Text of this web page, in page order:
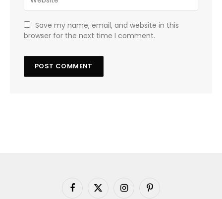
Save my name, email, and website in this
browser for the next time I comment.
Facebook
X
InstagramPinterest